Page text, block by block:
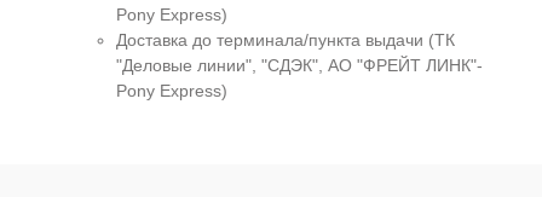
Pony Express)
Доставка до терминала/пункта выдачи (ТК
"Деловые линии", "СДЭК", АО "ФРЕЙТ ЛИНК"-
Pony Express)